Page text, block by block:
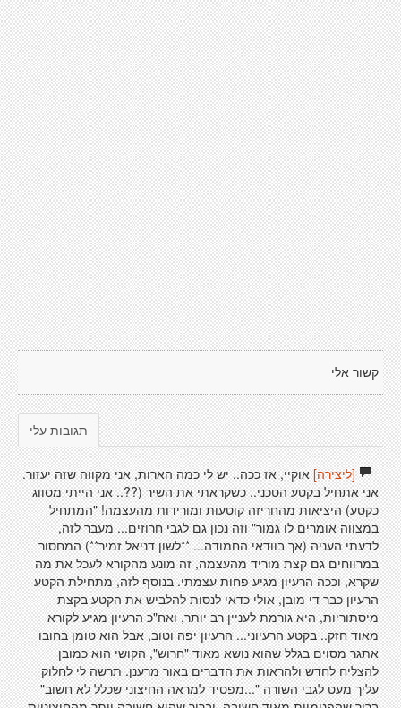
קשור אלי
תגובות עלי
[ליצירה]אוקיי, אז ככה.. יש לי כמה הארות, אני מקווה שזה יעזור.
אני אתחיל בקטע הטכני.. כשקראתי את השיר (??.. אני הייתי מסווג
כקטע) היציאות מהחריזה קוטעות ומורידות מהעצמה! "המתחיל
במצווה אומרים לו גמור" וזה נכון גם לגבי חרוזים... מעבר לזה,
לדעתי העניה (אך בוודאי החמודה... **לשון דניאל זמיר**) המחסור
במרווחים גם קצת מוריד מהעצמה, זה מונע מהקורא לעכל את מה
שקרא, וככה הרעיון מגיע פחות עצמתי. בנוסף לזה, מתחילת הקטע
הרעיון כבר די מובן, אולי כדאי לנסות להלביש את הקטע בקצת
מיסתוריות, היא גורמת לעניין רב יותר, ואח"כ הרעיון מגיע לקורא
מאוד חזק.. בקטע הרעיוני... הרעיון יפה וטוב, אבל הוא טומן בחובו
אתגר מסוים בגלל שהוא נושא מאוד "חרוש", הקושי הוא כמובן
להצליח לחדש ולהראות את הדברים באור מרענן. תרשה לי לחלוק
עליך מעט לגבי השורה "...מפסיד למראה החיצוני שכלל לא חשוב"